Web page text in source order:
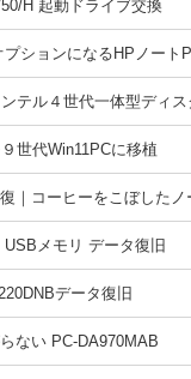
H 起動ドライブ交換
ションになるHPノート
テル４世代一体型ディ
世代Win11PCに移植
｜コーヒーをこぼしたノ
メモリ データ復旧
データ復旧
ない PC-DA970MAB